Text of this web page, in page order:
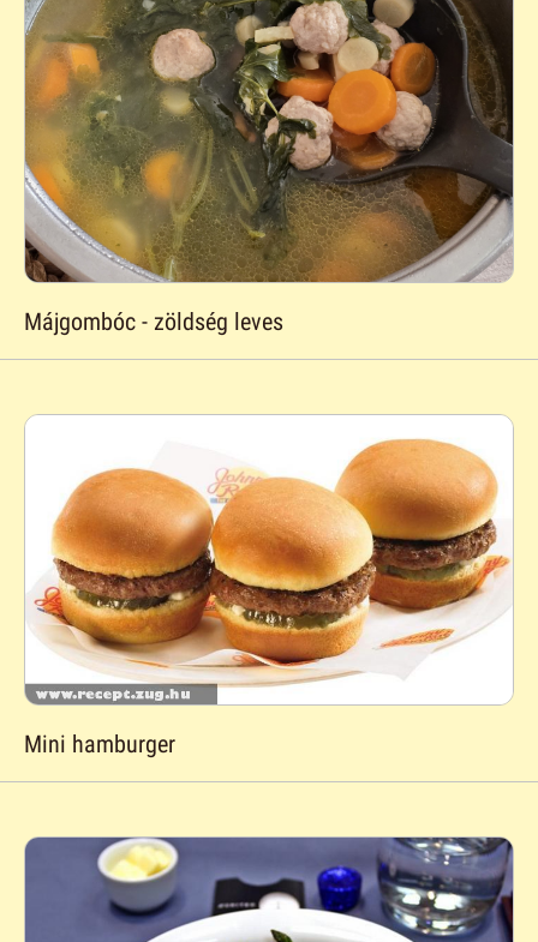
Májgombóc - zöldség leves
Mini hamburger